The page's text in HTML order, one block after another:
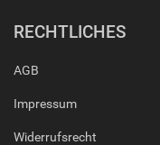
RECHTLICHES
AGB
Impressum
Widerrufsrecht